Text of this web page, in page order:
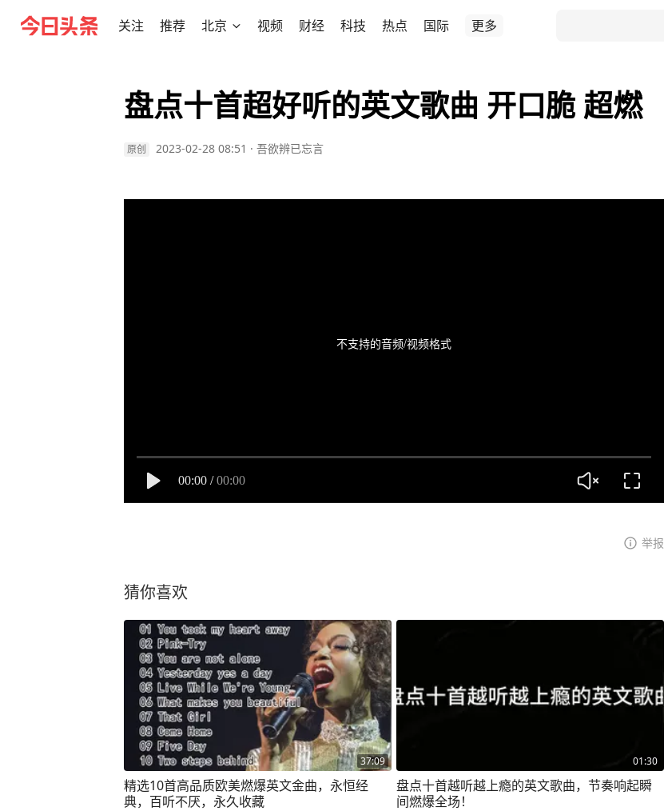
关注 推荐 北京 视频 财经 科技 热点 国际 更多
盘点十首超好听的英文歌曲 开口脆 超燃
原创 2023-02-28 08:51 · 吾欲辨已忘言
不支持的音频/视频格式
00:00 / 00:00
举报
猜你喜欢
37:09
精选10首高品质欧美燃爆英文金曲，永恒经
典，百听不厌，永久收藏
01:30
盘点十首越听越上瘾的英文歌曲，节奏响起瞬
间燃爆全场！